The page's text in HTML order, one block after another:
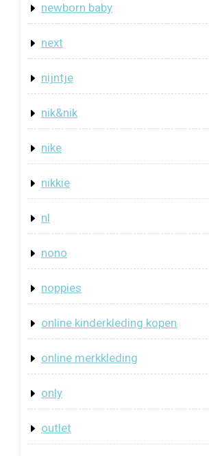
newborn baby
next
nijntje
nik&nik
nike
nikkie
nl
nono
noppies
online kinderkleding kopen
online merkkleding
only
outlet